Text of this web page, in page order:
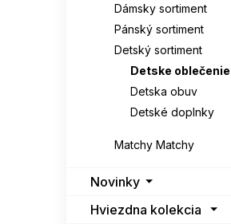
Dámsky sortiment
Pánský sortiment
Detský sortiment
Detske oblečenie
Detska obuv
Detské doplnky
Matchy Matchy
Novinky
Hviezdna kolekcia